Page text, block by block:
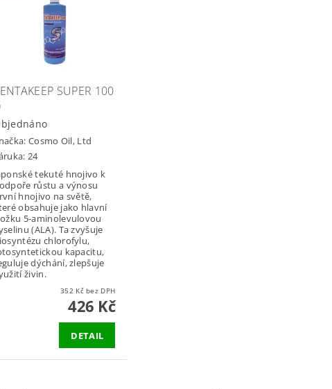
SUPER 100
Cosmo Oil, Ltd
24
tekuté hnojivo k
růstu a výnosu
hnojivo na světě,
obsahuje jako hlavní
5-aminolevulovou
(ALA). Ta zvyšuje
chlorofylu,
kapacitu,
dýchání, zlepšuje
živin.
352 Kč bez DPH
426 Kč
DETAIL